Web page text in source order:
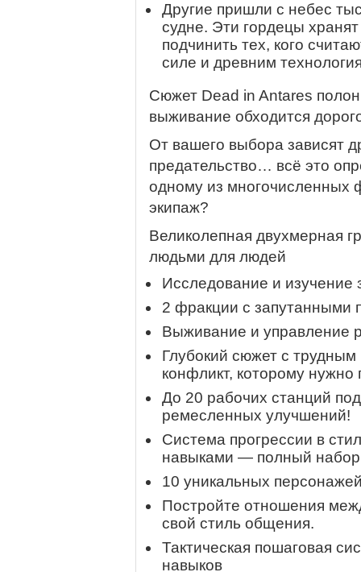
Другие пришли с небес
судне. Эти гордецы
подчинить тех, кого
силе и древним
Сюжет Dead in Antares
выживание обходится
От вашего выбора зависят
предательство… всё это
одному из многочисленных
экипаж?
Великолепная двухмерная
людьми для людей
Исследование и изучение
2 фракции с запутанными
Выживание и управление
Глубокий сюжет с
конфликт, которому нужно
До 20 рабочих станций
ремесленных улучшений!
Система прогрессии в
навыками — полный
10 уникальных
Постройте отношения
свой стиль общения.
Тактическая пошаговая
навыков